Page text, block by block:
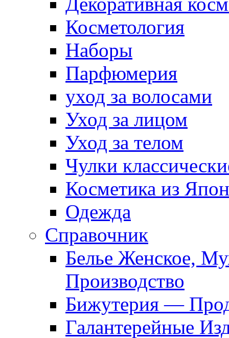
Косметология
Наборы
Парфюмерия
уход за волосами
Уход за лицом
Уход за телом
Чулки
Косметика из
Одежда
Справочник
Белье Женское,
Производство
Бижутерия —
Галантерейные